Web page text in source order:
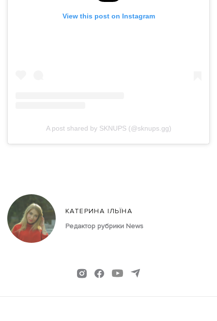
View this post on Instagram
A post shared by SKNUPS (@sknups.gg)
КАТЕРИНА ІЛЬЇНА
Редактор рубрики News